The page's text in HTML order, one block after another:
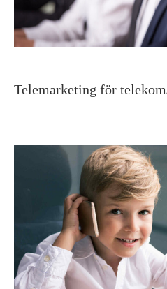
Telemarketing för